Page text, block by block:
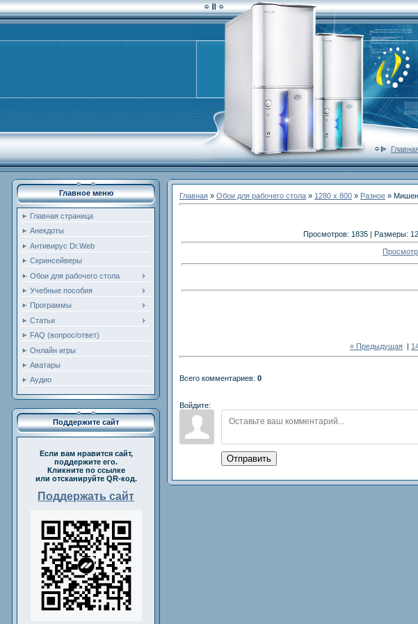
Главное меню
Главная страница
Анекдоты
Антивирус Dr.Web
Скринсейверы
Обои для рабочего стола
Учебные пособия
Программы
Статьи
FAQ (вопрос/ответ)
Онлайн игры
Аватары
Аудио
Поддержите сайт
Если вам нравится сайт,
поддержите его.
Кликните по ссылке
или отсканируйте QR-код.
Поддержать сайт
Главная » Обои для рабочего стола » 1280 x 800 » Разное »
Просмотров: 1835 | Размеры:
« Предыдущая |
Всего комментариев: 0
Войдите:
Отправить